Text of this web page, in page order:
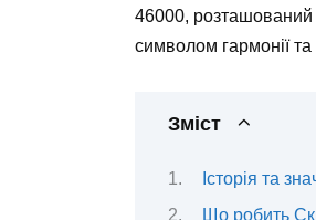
46000,
символом гармонії та
Зміст
Історія та
Що робить